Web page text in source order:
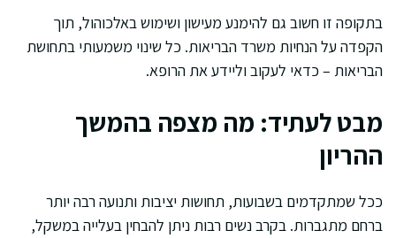
בתקופה זו חשוב גם להימנע מעישון ושימוש באלכוהול, תוך
הקפדה על הנחיות משרד הבריאות. כל שינוי משמעותי בתחושת
הבריאות – כדאי לעקוב וליידע את הרופא.
מבט לעתיד: מה מצפה בהמשך
ההריון
ככל שמתקדמים בשבועות, תחושות יציבות ותנועה רבה יותר
ברחם מתגברות. בקרב נשים רבות ניתן להבחין בעלייה במשקל,